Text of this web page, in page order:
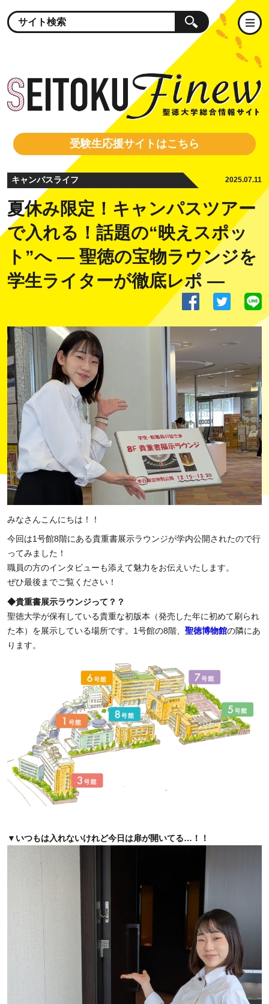
受験生応援サイトはこちら
キャンパスライフ 2025.07.11
夏休み限定！キャンパスツアー
で入れる！話題の“映えスポッ
ト”へ ― 聖徳の宝物ラウンジを
学生ライターが徹底レポ ―
みなさんこんにちは！！
今回は1号館8階にある貴重書展示ラウンジが学内公開されたので行
ってみました！
職員の方のインタビューも添えて魅力をお伝えいたします。
ぜひ最後までご覧ください！
◆貴重書展示ラウンジって？？
聖徳大学が保有している貴重な初版本（発売した年に初めて刷られ
た本）を展示している場所です。 1号館の8階、 聖徳博物館の隣にあ
ります。
▼いつもは入れないけれど今日は扉が開いてる…！！